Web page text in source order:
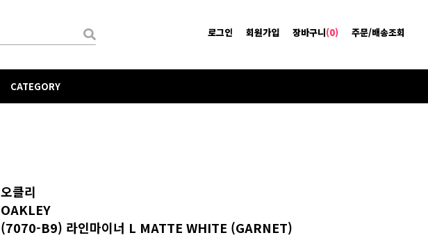
로그인 회원가입 장바구니(0) 주문/배송조회
CATEGORY
오클리
OAKLEY
(7070-B9) 라인마이너 L MATTE WHITE (GARNET)